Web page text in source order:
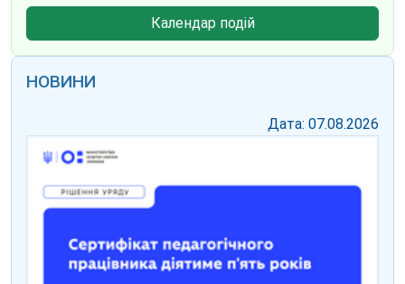
Календар подій
НОВИНИ
Дата: 07.08.2026